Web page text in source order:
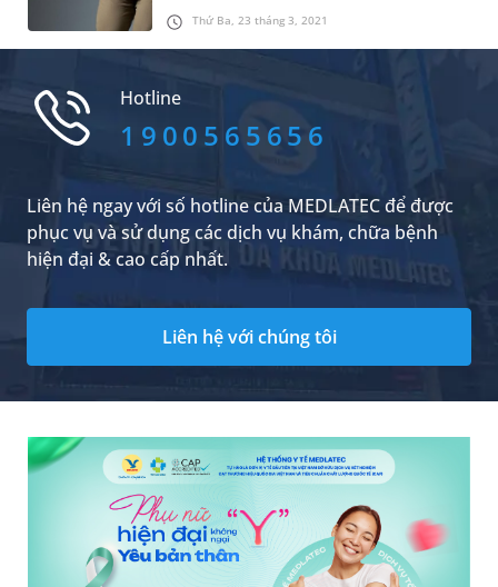
Thứ Ba, 23 tháng 3, 2021
nhạy cảm này trở nên đỏ, bong vảy, dày hơn, dễ
bị kích ứng hơn. Triệu chứng bệnh chàm bìu có
thể được cải thiện khi điều trị nhưng dễ dàng
bìu có nguy hiểm không? Nếu...
Hotline
1900565656
Liên hệ ngay với số hotline của MEDLATEC để được
phục vụ và sử dụng các dịch vụ khám, chữa bệnh
hiện đại & cao cấp nhất.
Liên hệ với chúng tôi